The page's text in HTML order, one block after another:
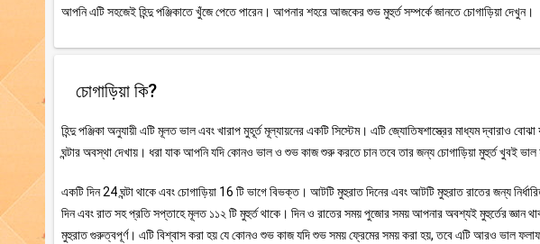
আপনি এটি সহজেই হিন্দু পঞ্জিকাতে খুঁজে পেতে পারেন। আপনার শহরে আজকের শুভ মুহুর্ত সম্পর্কে জানতে চোগাড়িয়া দেখুন।
চোগাড়িয়া কি?
হিন্দু পঞ্জিকা অনুযায়ী এটি মূলত ভাল এবং খারাপ মুহূর্ত মূল্যায়নের একটি সিস্টেম। এটি জ্যোতিষশাস্ত্রের মাধ্যম দ্বারাও
ঘন্টার অবস্থা দেখায়। ধরা যাক আপনি যদি কোনও ভাল ও শুভ কাজ শুরু করতে চান তবে তার জন্য চোগাড়িয়া মুহুর্ত খুবই ভাল
একটি দিন 24 ঘন্টা থাকে এবং চোগাড়িয়া 16 টি ভাগে বিভক্ত। আটটি মুহুরাত দিনের এবং আটটি মুহুরাত রাতের জন্য
দিন এবং রাত সহ প্রতি সপ্তাহে মূলত ১১২ টি মুহুর্ত থাকে। দিন ও রাতের সময় পুজোর সময় আপনার অবশ্যই মুহুর্তের জ্ঞান
মুহুরাত গুরুত্বপূর্ণ। এটি বিশ্বাস করা হয় যে কোনও শুভ কাজ যদি শুভ সময় ফ্রেমের সময় করা হয়, তবে এটি আরও ভাল